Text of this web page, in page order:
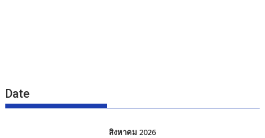
Date
สิงหาคม 2026